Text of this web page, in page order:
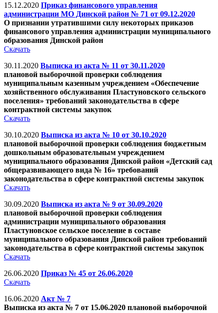
15.12.2020 Приказ финансового управления
администрации МО Динской район № 71 от 09.12.2020
О признании утратившими силу некоторых приказов
финансового управления администрации муниципального
образования Динской район
Скачать
30.11.2020 Выписка из акта № 11 от 30.11.2020
плановой выборочной проверки соблюдения
муниципальным казенным учреждением «Обеспечение
хозяйственного обслуживания Пластуновского сельского
поселения» требований законодательства в сфере
контрактной системы закупок
Скачать
30.10.2020 Выписка из акта № 10 от 30.10.2020
плановой выборочной проверки соблюдения бюджетным
дошкольным образовательным учреждением
муниципального образования Динской район «Детский сад
общеразвивающего вида № 16» требований
законодательства в сфере контрактной системы закупок
Скачать
30.09.2020 Выписка из акта № 9 от 30.09.2020
плановой выборочной проверки соблюдения
администрации муниципального образования
Пластуновское сельское поселение в составе
муниципального образования Динской район требований
законодательства в сфере контрактной системы закупок
Скачать
26.06.2020 Приказ № 45 от 26.06.2020
Скачать
16.06.2020 Акт № 7
Выписка из акта № 7 от 15.06.2020 плановой выборочной